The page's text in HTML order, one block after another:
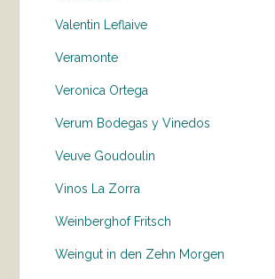
Valentin Leflaive
Veramonte
Veronica Ortega
Verum Bodegas y Vinedos
Veuve Goudoulin
Vinos La Zorra
Weinberghof Fritsch
Weingut in den Zehn Morgen